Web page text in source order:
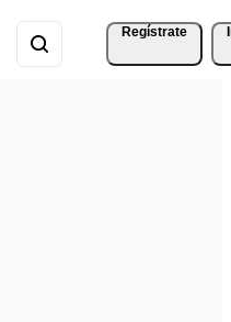
Regístrate